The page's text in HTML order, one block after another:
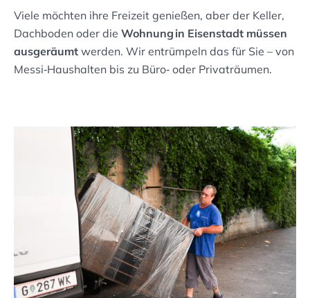
Viele möchten ihre Freizeit genießen, aber der Keller,
Dachboden oder die Wohnung in Eisenstadt müssen
ausgeräumt werden. Wir entrümpeln das für Sie – von
Messi‑Haushalten bis zu Büro‑ oder Privaträumen.